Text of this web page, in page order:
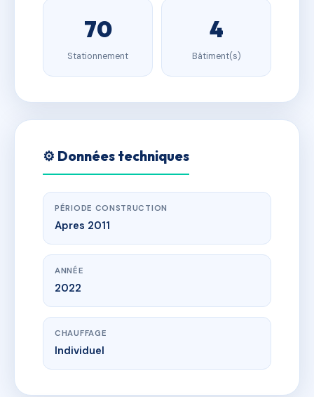
70
Stationnement
4
Bâtiment(s)
⚙️ Données techniques
PÉRIODE CONSTRUCTION
Apres 2011
ANNÉE
2022
CHAUFFAGE
Individuel